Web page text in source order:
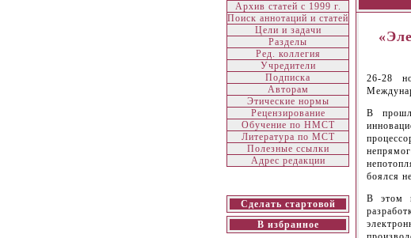
Архив статей с 1999 г.
Поиск аннотаций и статей
Цели и задачи
Разделы
Ред. коллегия
Учредители
Подписка
Авторам
Этические нормы
Рецензирование
Обучение по НМСТ
Литература по МСТ
Полезные ссылки
Адрес редакции
Сделать стартовой
В избранное
26-28
В
боялся
В этом